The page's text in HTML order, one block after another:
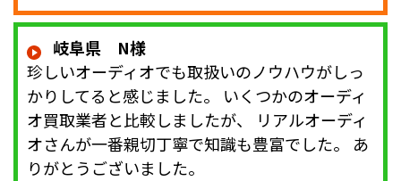
岐阜県 N様
珍しいオーディオでも取扱いのノウハウがしっ
かりしてると感じました。 いくつかのオーディ
オ買取業者と比較しましたが、 リアルオーディ
オさんが一番親切丁寧で知識も豊富でした。 あ
りがとうございました。